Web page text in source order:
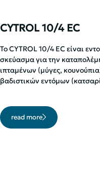
CYTROL 10/4 EC
Το CYTROL 10/4 EC είναι
σκεύασμα για την
ιπταμένων (μύγες,
βαδιστικών εντόμων
read more